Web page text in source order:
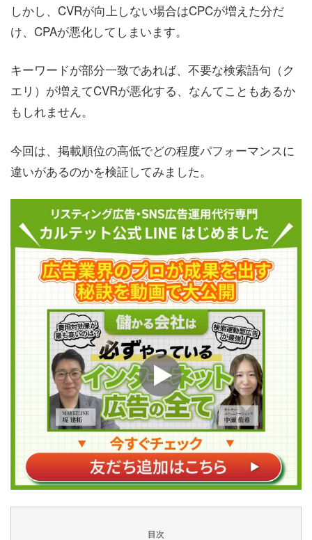
しかし、CVRが向上しない場合はCPCが増えた分だ
け、CPAが悪化してしまいます。
キーワードが部分一致であれば、不要な検索語句（ク
エリ）が増えてCVRが悪化する、なんてこともあるか
もしれません。
今回は、掲載順位の高低でどの程度パフォーマンスに
違いがあるのかを検証してみました。
目次